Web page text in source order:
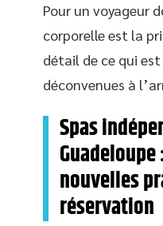
Pour un voyageur
corporelle est la
détail de ce qui
déconvenues à
Spas
nouvelles
réservation